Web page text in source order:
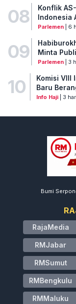
08
Konflik
Indonesia
Parlemen| 6
09
Minta
Parlemen| 3
10
Komisi VIII
Baru
Info Haji| 3
Bumi
RajaMedia
RMJabar
RMSumut
RMBengkulu
RMMaluku